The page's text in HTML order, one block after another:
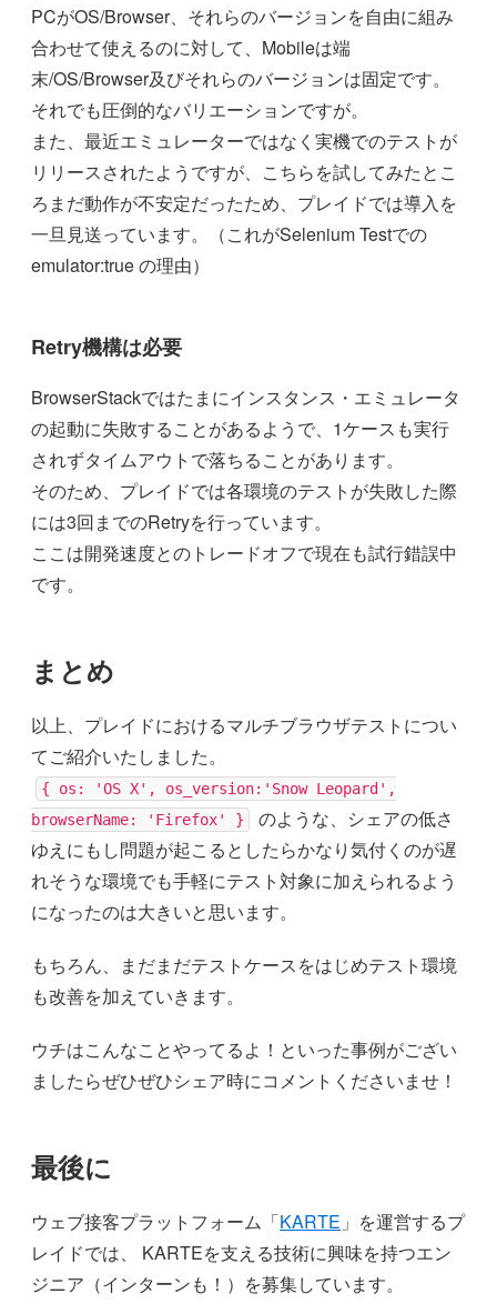
PCがOS/Browser、それらのバージョンを自由に組み
合わせて使えるのに対して、Mobileは端
末/OS/Browser及びそれらのバージョンは固定です。
それでも圧倒的なバリエーションですが。
また、最近エミュレーターではなく実機でのテストが
リリースされたようですが、こちらを試してみたとこ
ろまだ動作が不安定だったため、プレイドでは導入を
一旦見送っています。（これがSelenium Testでの
emulator:true の理由）
Retry機構は必要
BrowserStackではたまにインスタンス・エミュレータ
の起動に失敗することがあるようで、1ケースも実行
されずタイムアウトで落ちることがあります。
そのため、プレイドでは各環境のテストが失敗した際
には3回までのRetryを行っています。
ここは開発速度とのトレードオフで現在も試行錯誤中
です。
まとめ
以上、プレイドにおけるマルチブラウザテストについ
てご紹介いたしました。
{ os: 'OS X', os_version:'Snow Leopard',
browserName: 'Firefox' }
のような、シェアの低さ
ゆえにもし問題が起こるとしたらかなり気付くのが遅
れそうな環境でも手軽にテスト対象に加えられるよう
になったのは大きいと思います。
もちろん、まだまだテストケースをはじめテスト環境
も改善を加えていきます。
ウチはこんなことやってるよ！といった事例がござい
ましたらぜひぜひシェア時にコメントくださいませ！
最後に
ウェブ接客プラットフォーム「KARTE 」を運営するプ
レイドでは、 KARTEを支える技術に興味を持つエン
ジニア（インターンも！）を募集しています。